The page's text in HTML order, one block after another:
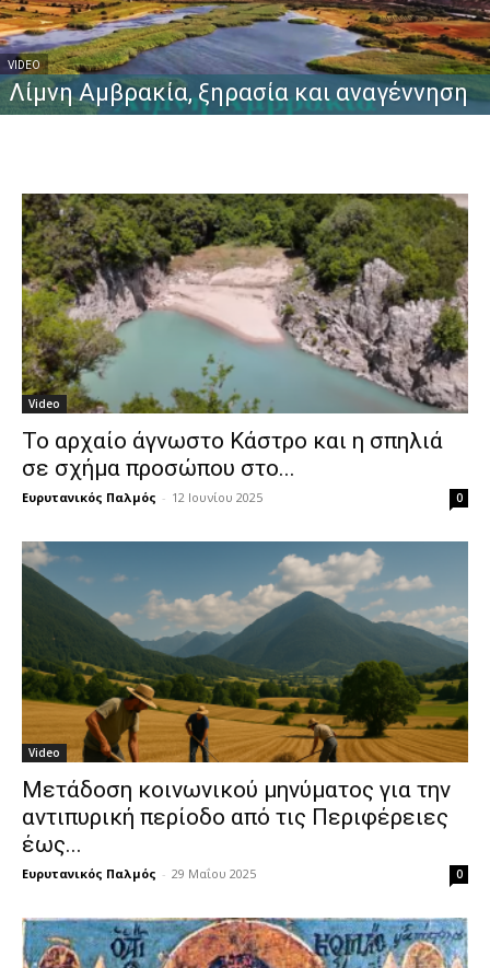
VIDEO
Λίμνη Αμβρακία, ξηρασία και αναγέννηση
Video
Το αρχαίο άγνωστο Κάστρο και η σπηλιά
σε σχήμα προσώπου στο...
Ευρυτανικός Παλμός - 12 Ιουνίου 2025 0
Video
Μετάδοση κοινωνικού μηνύματος για την
αντιπυρική περίοδο από τις Περιφέρειες
έως...
Ευρυτανικός Παλμός - 29 Μαΐου 2025 0